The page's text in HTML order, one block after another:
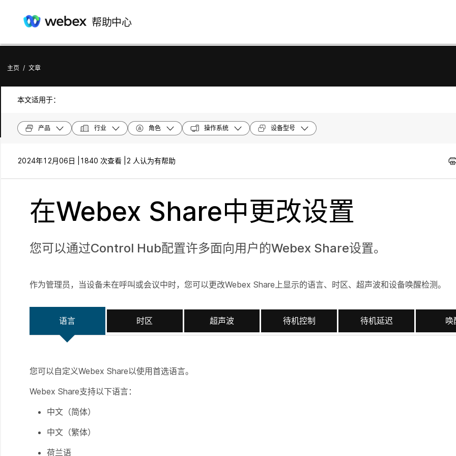
帮助中心
主页 / 文章
本文适用于：
产品 行业 角色 操作系统 设备型号
2024年12月06日 | 1840 次查看 | 2 人认为有帮助
在Webex Share中更改设置
您可以通过Control Hub配置许多面向用户的Webex Share设置。
作为管理员，当设备未在呼叫或会议中时，您可以更改Webex Share上显示的语言、时区、超声波和设备唤醒检测。
语言 时区 超声波 待机控制 待机延迟 唤
您可以自定义Webex Share以使用首选语言。
Webex Share支持以下语言：
中文（简体）
中文（繁体）
荷兰语